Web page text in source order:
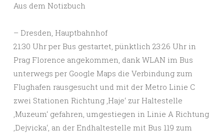
Aus dem Notizbuch
– Dresden, Hauptbahnhof
21:30 Uhr per Bus gestartet, pünktlich 23:26 Uhr in
Prag Florence angekommen, dank WLAN im Bus
unterwegs per Google Maps die Verbindung zum
Flughafen rausgesucht und mit der Metro Linie C
zwei Stationen Richtung ‚Haje‘ zur Haltestelle
‚Muzeum‘ gefahren, umgestiegen in Linie A Richtung
‚Dejvicka‘, an der Endhaltestelle mit Bus 119 zum